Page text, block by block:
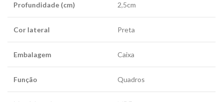
Profundidade (cm) 2,5cm
Cor lateral Preta
Embalagem Caixa
Função Quadros